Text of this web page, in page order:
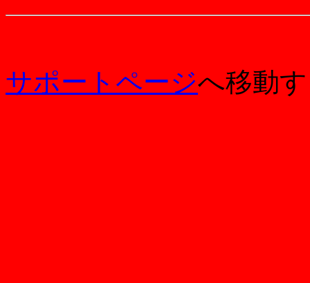
サポートページへ移動